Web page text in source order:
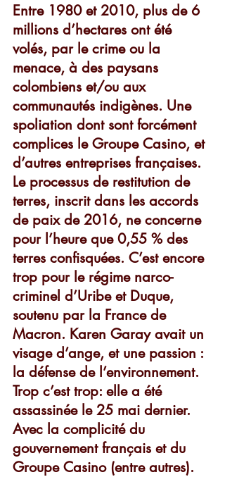
Entre 1980 et 2010, plus de 6
millions d’hectares ont été
volés, par le crime ou la
menace, à des paysans
colombiens et/ou aux
communautés indigènes. Une
spoliation dont sont forcément
complices le Groupe Casino, et
d’autres entreprises françaises.
Le processus de restitution de
terres, inscrit dans les accords
de paix de 2016, ne concerne
pour l’heure que 0,55 % des
terres confisquées. C’est encore
trop pour le régime narco-
criminel d’Uribe et Duque,
soutenu par la France de
Macron. Karen Garay avait un
visage d’ange, et une passion :
la défense de l’environnement.
Trop c’est trop: elle a été
assassinée le 25 mai dernier.
Avec la complicité du
gouvernement français et du
Groupe Casino (entre autres).